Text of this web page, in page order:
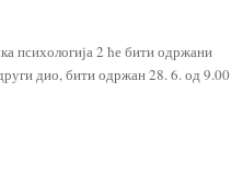
психологија 2 ће бити одржани
дио, бити одржан 28. 6. од 9.00